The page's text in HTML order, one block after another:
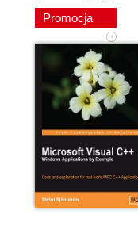
Promocja